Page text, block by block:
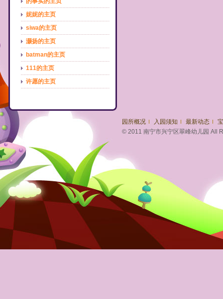
妮妮的主页
siwa的主页
灏扬的主页
batman的主页
111的主页
许愿的主页
园所概况 入园须知 最新动态
© 2011 南宁市兴宁区翠峰幼儿园 All